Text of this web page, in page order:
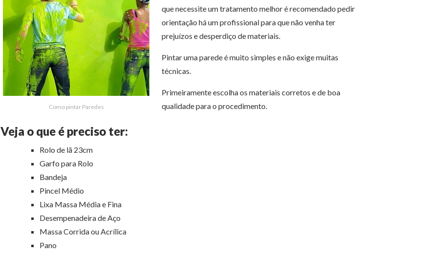
Como pintar Paredes
que necessite um tratamento melhor é recomendado pedir
orientação há um profissional para que não venha ter
prejuízos e desperdiço de materiais.
Pintar uma parede é muito simples e não exige muitas
técnicas.
Primeiramente escolha os materiais corretos e de boa
qualidade para o procedimento.
Veja o que é preciso ter:
Rolo de lã 23cm
Garfo para Rolo
Bandeja
Pincel Médio
Lixa Massa Média e Fina
Desempenadeira de Aço
Massa Corrida ou Acrílica
Pano